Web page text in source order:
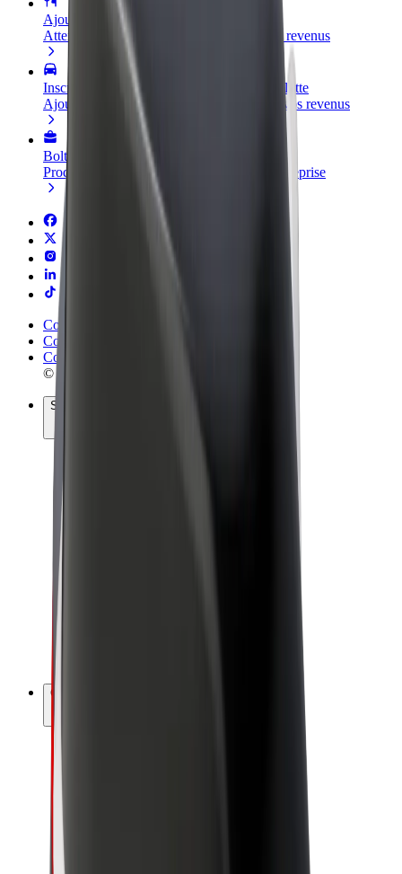
Ajouter un restaurant ou un magasin
Atteignez plus de clients et augmentez vos revenus
Inscrivez-vous en tant que propriétaire de flotte
Ajoutez votre flotte sur Bolt et augmentez vos revenus
Bolt for Business
Produits et services Bolt adaptés à votre entreprise
Conditions générales
Confidentialité
Cookies
© 2026 Bolt Technology OÜ
Services
Générez des revenus avec Bolt